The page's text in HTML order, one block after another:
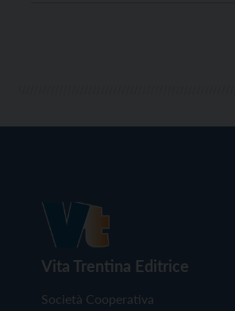
Vita Trentina Editrice
Società Cooperativa